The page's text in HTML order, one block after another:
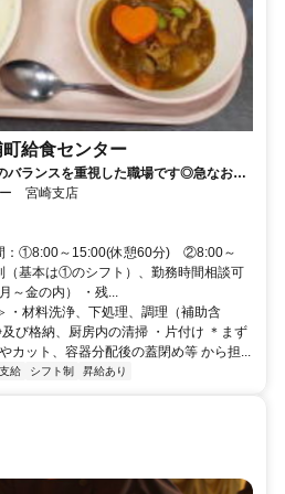
給食センター
バランスを重視した職場です◎急なお休
休暇ありで残業無し♬
宮崎支店
：①8:00～15:00(休憩60分) ②8:00～
基本は①のシフト）、勤務時間相談可
～金の内） ・残...
材料洗浄、下処理、調理（補助含
び格納、厨房内の清掃 ・片付け ＊まず
カット、容器分配後の蓋閉め等 から担...
給 シフト制 昇給あり